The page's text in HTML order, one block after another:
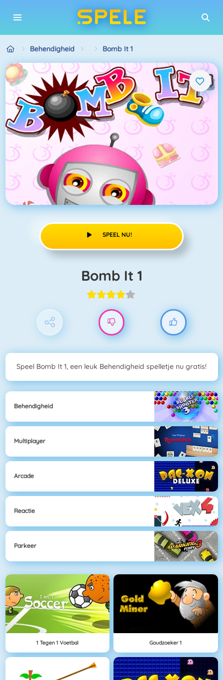
Behendigheid Bomb It 1
SPEEL NU!
Bomb It 1
Speel Bomb It 1, een leuk Behendigheid spelletje nu gratis!
Behendigheid
Multiplayer
Arcade
Reactie
Parkeer
1 Tegen 1 Voetbal Goudzoeker 1